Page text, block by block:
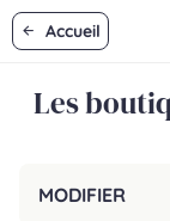
Accueil
Les
MODIFIER